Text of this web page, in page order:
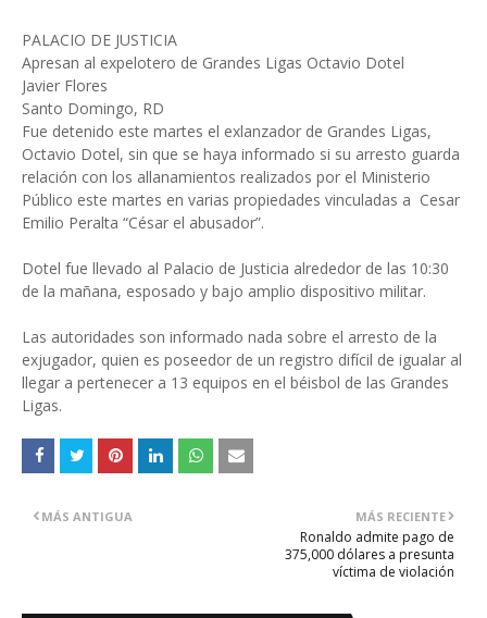
PALACIO DE JUSTICIA
Apresan al expelotero de Grandes Ligas Octavio Dotel
Javier Flores
Santo Domingo, RD
Fue detenido este martes el exlanzador de Grandes Ligas,
Octavio Dotel, sin que se haya informado si su arresto guarda
relación con los allanamientos realizados por el Ministerio
Público este martes en varias propiedades vinculadas a Cesar
Emilio Peralta “César el abusador”.
Dotel fue llevado al Palacio de Justicia alrededor de las 10:30
de la mañana, esposado y bajo amplio dispositivo militar.
Las autoridades son informado nada sobre el arresto de la
exjugador, quien es poseedor de un registro difícil de igualar al
llegar a pertenecer a 13 equipos en el béisbol de las Grandes
Ligas.
MÁS RECIENTE
Ronaldo admite pago de
375,000 dólares a presunta
víctima de violación
MÁS ANTIGUA